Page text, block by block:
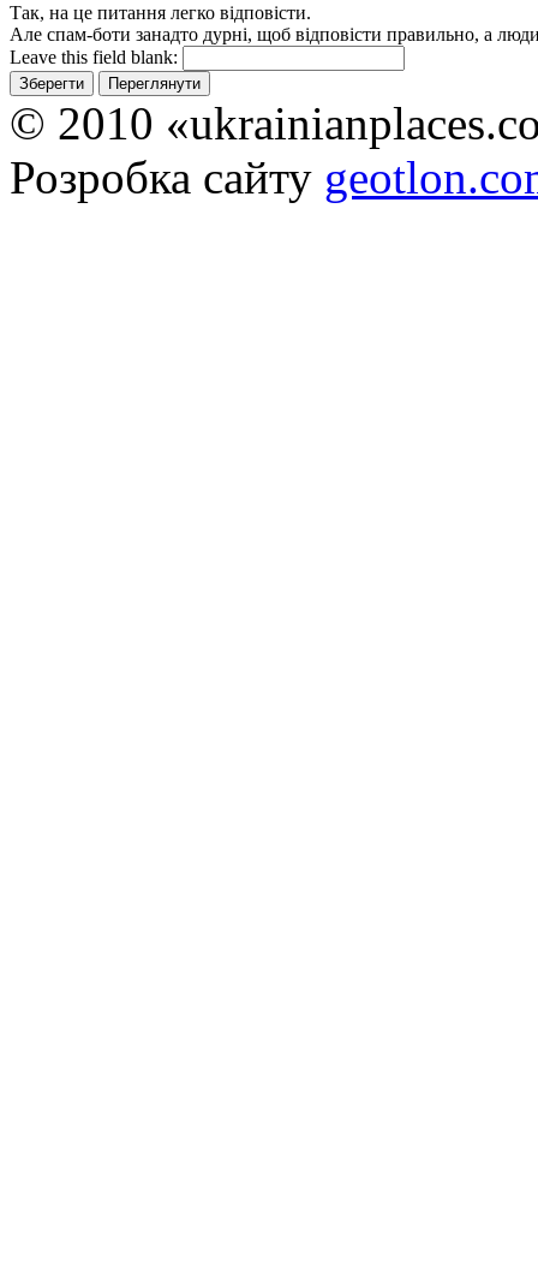
Так, на це питання легко відповісти.
Але спам-боти занадто дурні, щоб відповісти правильно, а
Leave this field blank:
© 2010
Розробка сайту